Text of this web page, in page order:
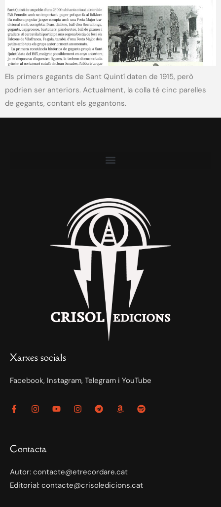
Els primers gegants de Sant Quintí daten de 1915, però
podrien ser anteriors. Actualment, la colla té cinc parelles
de gegants, contant els gegantons.
Xarxes socials
Facebook, Instagram, Telegram i YouTube
Contacta
Autor: contacte@etrecordare.cat
Editorial: contacte@crisoledicions.cat